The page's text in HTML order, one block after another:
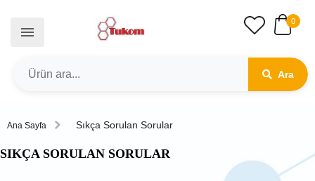
0
Ara
Ana Sayfa Sıkça Sorulan Sorular
SIKÇA SORULAN SORULAR